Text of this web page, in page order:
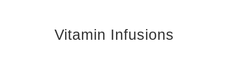
Vitamin Infusions